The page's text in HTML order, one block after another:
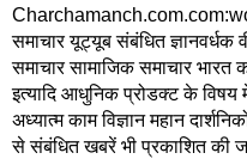
समाचार यूट्यूब संबंधित ज्ञानवर्धक
समाचार सामाजिक समाचार भारत
इत्यादि आधुनिक प्रोडक्ट के विषय
अध्यात्म काम विज्ञान महान
से संबंधित खबरें भी प्रकाशित की